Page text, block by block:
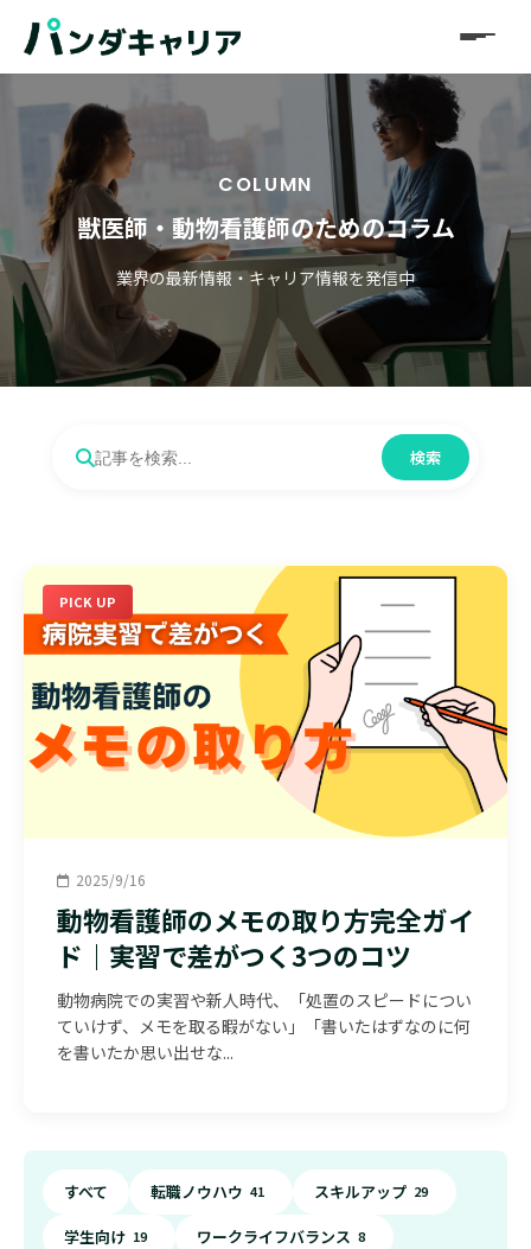
COLUMN
獣医師・動物看護師のためのコラム
業界の最新情報・キャリア情報を発信中
検索
PICK UP
2025/9/16
動物看護師のメモの取り方完全ガイ
ド｜実習で差がつく3つのコツ
動物病院での実習や新人時代、「処置のスピードについ
ていけず、メモを取る暇がない」「書いたはずなのに何
を書いたか思い出せな...
すべて 転職ノウハウ 41 スキルアップ 29
学生向け 19 ワークライフバランス 8